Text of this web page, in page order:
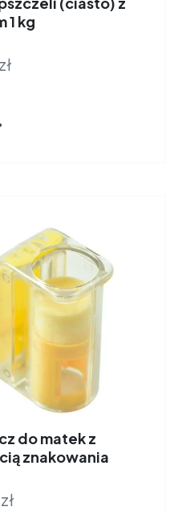
1 kg
zł
do matek z
znakowania
zł